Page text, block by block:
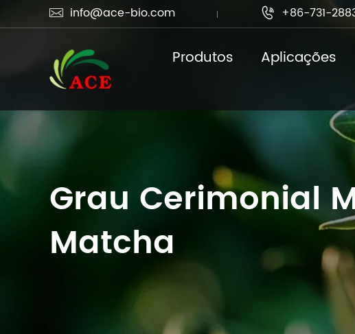
 info@ace-bio.com  +86-731-
Produtos Aplicações
Grau Cerimonial
Matcha